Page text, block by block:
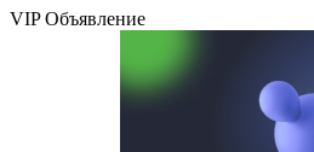
VIP Объявление